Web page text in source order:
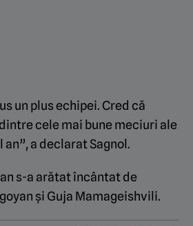
un plus echipei. Cred că
cele mai bune meciuri ale
a declarat Sagnol.
s-a arătat încântat de
și Guja Mamageishvili.